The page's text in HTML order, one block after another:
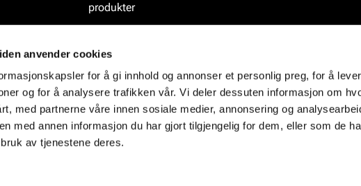
anvender cookies
for å gi innhold og annonser et personlig preg, for å
og for å analysere trafikken vår. Vi deler dessuten informasjon om
med partnerne våre innen sosiale medier, annonsering og
med annen informasjon du har gjort tilgjengelig for dem, eller som de
av tjenestene deres.
produkter